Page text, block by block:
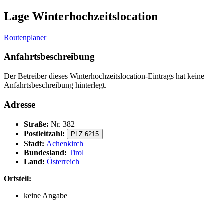
Lage Winterhochzeitslocation
Routenplaner
Anfahrtsbeschreibung
Der Betreiber dieses Winterhochzeitslocation-Eintrags hat keine
Anfahrtsbeschreibung hinterlegt.
Adresse
Straße: Nr. 382
Postleitzahl:
PLZ 6215
Stadt: Achenkirch
Bundesland: Tirol
Land: Österreich
Ortsteil:
keine Angabe